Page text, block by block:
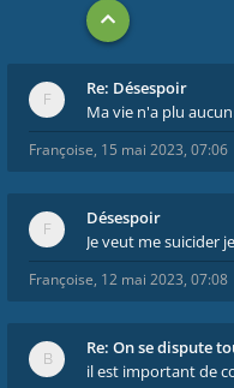
Re: Désespoir
Ma vie n'a plu
Françoise, 15 mai 2023, 07:06
Désespoir
Je veut me suicider
Françoise, 12 mai 2023, 07:08
Re: On se dispute
il est important de